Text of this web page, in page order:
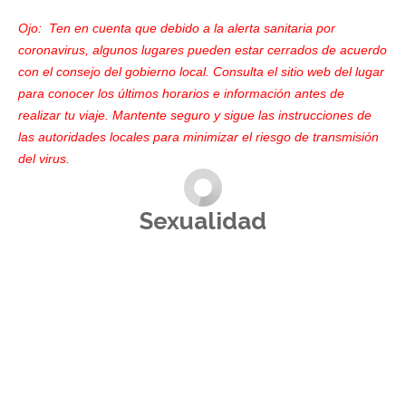
Ojo: Ten en cuenta que debido a la alerta sanitaria por
coronavirus, algunos lugares pueden estar cerrados de acuerdo
con el consejo del gobierno local. Consulta el sitio web del lugar
para conocer los últimos horarios e información antes de
realizar tu viaje. Mantente seguro y sigue las instrucciones de
las autoridades locales para minimizar el riesgo de transmisión
del virus.
Sexualidad